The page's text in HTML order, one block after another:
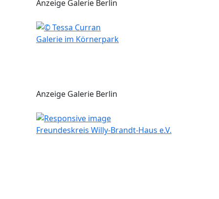
Anzeige Galerie Berlin
Galerie im Körnerpark
Anzeige Galerie Berlin
Freundeskreis Willy-Brandt-Haus e.V.